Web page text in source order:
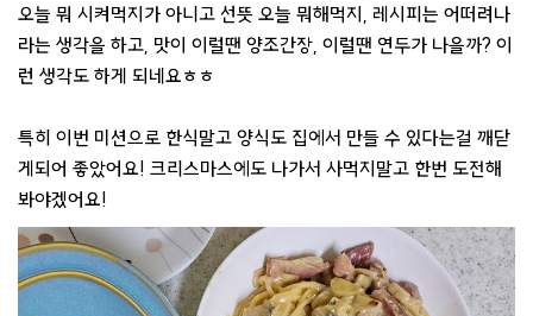
오늘 뭐 시켜먹지가 아니고 선뜻 오늘 뭐해먹지, 레시피는 어떠려나
라는 생각을 하고, 맛이 이럴땐 양조간장, 이럴땐 연두가 나을까? 이
런 생각도 하게 되네요ㅎㅎ
특히 이번 미션으로 한식말고 양식도 집에서 만들 수 있다는걸 깨닫
게되어 좋았어요! 크리스마스에도 나가서 사먹지말고 한번 도전해
봐야겠어요!